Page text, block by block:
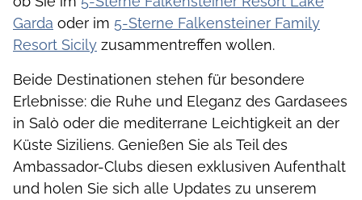
Garda oder im 5-Sterne Falkensteiner Family
Resort Sicily zusammentreffen wollen.
Beide Destinationen stehen für besondere
Erlebnisse: die Ruhe und Eleganz des Gardasees
in Salò oder die mediterrane Leichtigkeit an der
Küste Siziliens. Genießen Sie als Teil des
Ambassador-Clubs diesen exklusiven Aufenthalt
und holen Sie sich alle Updates zu unserem